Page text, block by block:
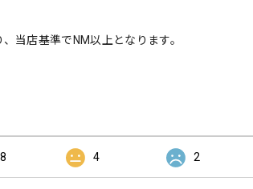
当店基準でNM以上となります。
4 2